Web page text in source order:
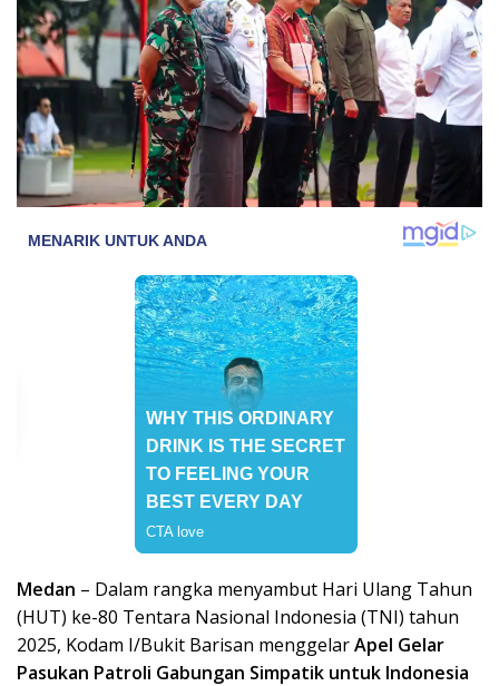
Medan – Dalam rangka menyambut Hari Ulang Tahun
(HUT) ke-80 Tentara Nasional Indonesia (TNI) tahun
2025, Kodam I/Bukit Barisan menggelarApel Gelar
Pasukan Patroli Gabungan Simpatik untuk Indonesia